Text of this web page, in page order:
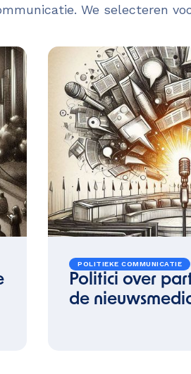
We selecteren
POLITIEKE COMMUNICATIE
Politici over
de